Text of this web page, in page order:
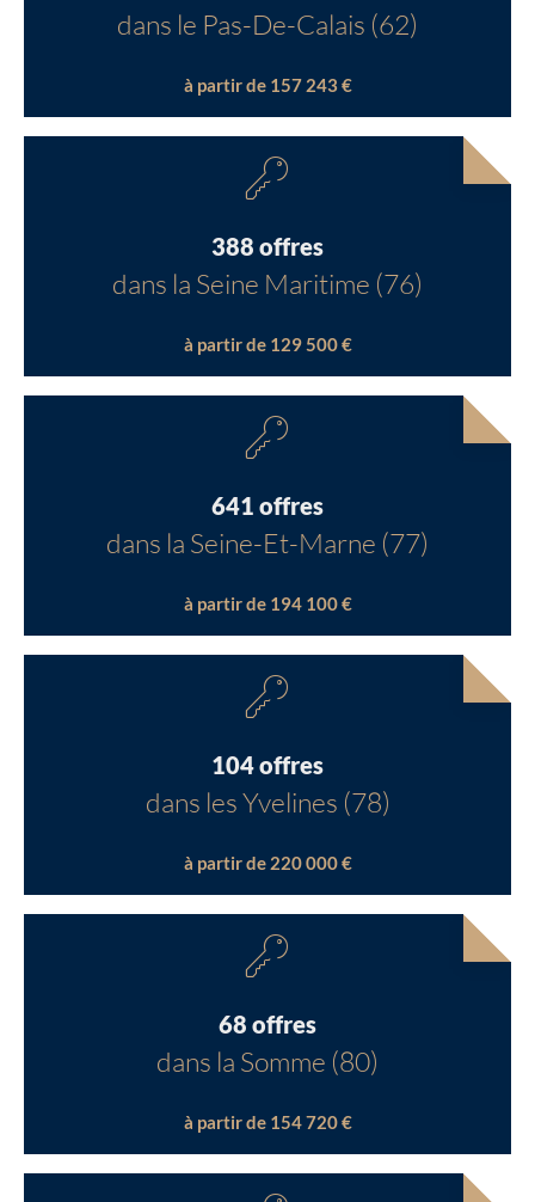
dans le Pas-De-Calais (62)
à partir de 157 243 €
388 offres
dans la Seine Maritime (76)
à partir de 129 500 €
641 offres
dans la Seine-Et-Marne (77)
à partir de 194 100 €
104 offres
dans les Yvelines (78)
à partir de 220 000 €
68 offres
dans la Somme (80)
à partir de 154 720 €